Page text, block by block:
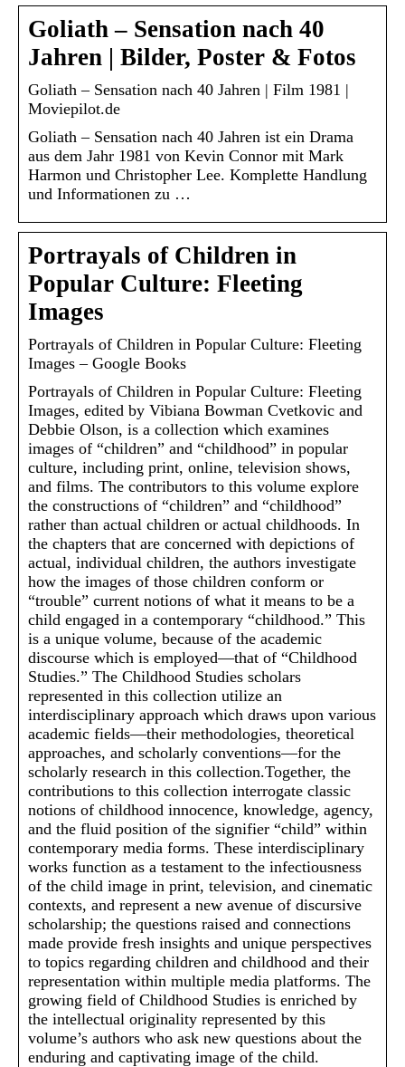
Goliath – Sensation nach 40
Jahren | Bilder, Poster & Fotos
Goliath – Sensation nach 40 Jahren | Film 1981 |
Moviepilot.de
Goliath – Sensation nach 40 Jahren ist ein Drama
aus dem Jahr 1981 von Kevin Connor mit Mark
Harmon und Christopher Lee. Komplette Handlung
und Informationen zu …
Portrayals of Children in
Popular Culture: Fleeting
Images
Portrayals of Children in Popular Culture: Fleeting
Images – Google Books
Portrayals of Children in Popular Culture: Fleeting
Images, edited by Vibiana Bowman Cvetkovic and
Debbie Olson, is a collection which examines
images of “children” and “childhood” in popular
culture, including print, online, television shows,
and films. The contributors to this volume explore
the constructions of “children” and “childhood”
rather than actual children or actual childhoods. In
the chapters that are concerned with depictions of
actual, individual children, the authors investigate
how the images of those children conform or
“trouble” current notions of what it means to be a
child engaged in a contemporary “childhood.” This
is a unique volume, because of the academic
discourse which is employed—that of “Childhood
Studies.” The Childhood Studies scholars
represented in this collection utilize an
interdisciplinary approach which draws upon various
academic fields—their methodologies, theoretical
approaches, and scholarly conventions—for the
scholarly research in this collection.Together, the
contributions to this collection interrogate classic
notions of childhood innocence, knowledge, agency,
and the fluid position of the signifier “child” within
contemporary media forms. These interdisciplinary
works function as a testament to the infectiousness
of the child image in print, television, and cinematic
contexts, and represent a new avenue of discursive
scholarship; the questions raised and connections
made provide fresh insights and unique perspectives
to topics regarding children and childhood and their
representation within multiple media platforms. The
growing field of Childhood Studies is enriched by
the intellectual originality represented by this
volume’s authors who ask new questions about the
enduring and captivating image of the child.